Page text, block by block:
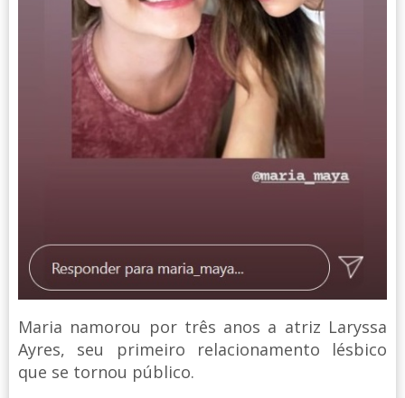
Maria namorou por três anos a atriz Laryssa
Ayres, seu primeiro relacionamento lésbico
que se tornou público.